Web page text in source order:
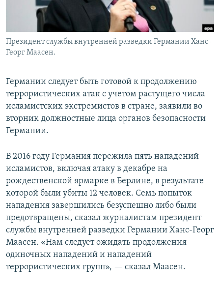
Президент службы внутренней разведки Германии Ханс-
Георг Маасен.
Германии следует быть готовой к продолжению
террористических атак с учетом растущего числа
исламистских экстремистов в стране, заявили во
вторник должностные лица органов безопасности
Германии.
В 2016 году Германия пережила пять нападений
исламистов, включая атаку в декабре на
рождественской ярмарке в Берлине, в результате
которой были убиты 12 человек. Семь попыток
нападения завершились безуспешно либо были
предотвращены, сказал журналистам президент
службы внутренней разведки Германии Ханс-Георг
Маасен. «Нам следует ожидать продолжения
одиночных нападений и нападений
террористических групп», — сказал Маасен.